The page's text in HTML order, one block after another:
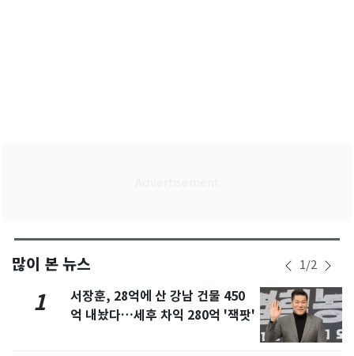
많이 본 뉴스 1/2
1
서장훈, 28억에 산 강남 건물 450
억 내놨다…세후 차익 280억 '잭팟'